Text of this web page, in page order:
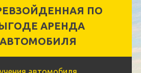
ПО
АРЕНДА
АВТОМОБИЛЯ